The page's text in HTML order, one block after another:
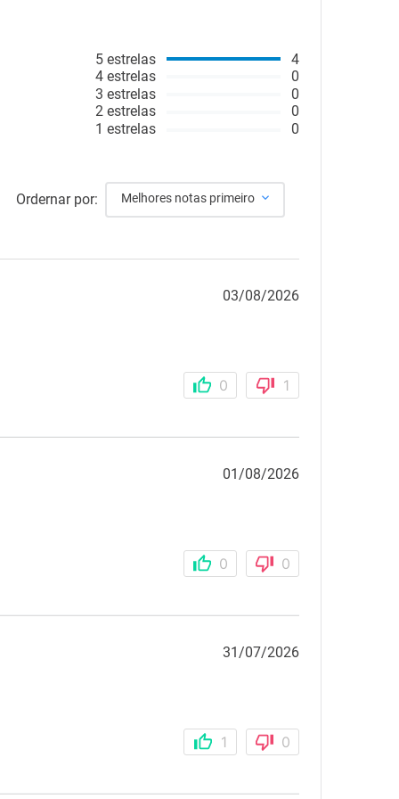
5 estrelas
4 estrelas
3 estrelas
2 estrelas
1 estrelas
4
0
0
0
0
Ordernar por: Melhores notas primeiro
03/08/2026
0 1
01/08/2026
0 0
31/07/2026
1 0